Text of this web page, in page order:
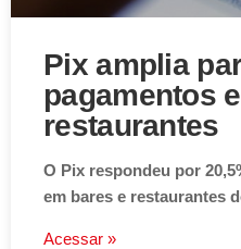
Pix amplia
pagamentos
restaurantes
O Pix respondeu por
em bares e restaurantes
Acessar »